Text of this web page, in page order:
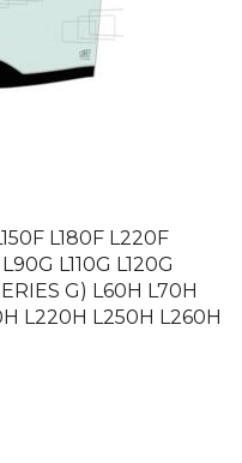
L180F L220F
L110G L120G
G) L60H L70H
L220H L250H L260H